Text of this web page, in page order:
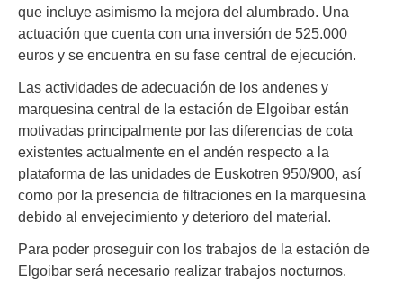
que incluye asimismo la mejora del alumbrado. Una
actuación que cuenta con una inversión de 525.000
euros y se encuentra en su fase central de ejecución.
Las actividades de adecuación de los andenes y
marquesina central de la estación de Elgoibar están
motivadas principalmente por las diferencias de cota
existentes actualmente en el andén respecto a la
plataforma de las unidades de Euskotren 950/900, así
como por la presencia de filtraciones en la marquesina
debido al envejecimiento y deterioro del material.
Para poder proseguir con los trabajos de la estación de
Elgoibar será necesario realizar trabajos nocturnos.